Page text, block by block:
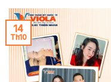
14
Th10